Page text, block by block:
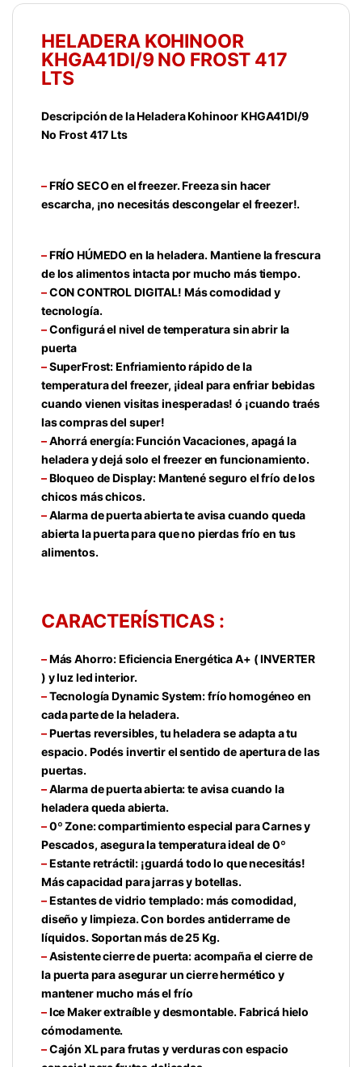
HELADERA KOHINOOR
KHGA41DI/9 NO FROST 417
LTS
Descripción de la Heladera Kohinoor KHGA41DI/9
No Frost 417 Lts
–FRÍO SECO en el freezer. Freeza sin hacer
escarcha, ¡no necesitás descongelar el freezer!.
–FRÍO HÚMEDO en la heladera. Mantiene la frescura
de los alimentos intacta por mucho más tiempo.
–CON CONTROL DIGITAL! Más comodidad y
tecnología.
–Configurá el nivel de temperatura sin abrir la
puerta
–SuperFrost: Enfriamiento rápido de la
temperatura del freezer, ¡ideal para enfriar bebidas
cuando vienen visitas inesperadas! ó ¡cuando traés
las compras del super!
–Ahorrá energía: Función Vacaciones, apagá la
heladera y dejá solo el freezer en funcionamiento.
–Bloqueo de Display: Mantené seguro el frío de los
chicos más chicos.
–Alarma de puerta abierta te avisa cuando queda
abierta la puerta para que no pierdas frío en tus
alimentos.
CARACTERÍSTICAS :
–Más Ahorro: Eficiencia Energética A+ ( INVERTER
) y luz led interior.
–Tecnología Dynamic System: frío homogéneo en
cada parte de la heladera.
–Puertas reversibles, tu heladera se adapta a tu
espacio. Podés invertir el sentido de apertura de las
puertas.
–Alarma de puerta abierta: te avisa cuando la
heladera queda abierta.
–0º Zone: compartimiento especial para Carnes y
Pescados, asegura la temperatura ideal de 0º
–Estante retráctil: ¡guardá todo lo que necesitás!
Más capacidad para jarras y botellas.
–Estantes de vidrio templado: más comodidad,
diseño y limpieza. Con bordes antiderrame de
líquidos. Soportan más de 25 Kg.
–Asistente cierre de puerta: acompaña el cierre de
la puerta para asegurar un cierre hermético y
mantener mucho más el frío
–Ice Maker extraíble y desmontable. Fabricá hielo
cómodamente.
–Cajón XL para frutas y verduras con espacio